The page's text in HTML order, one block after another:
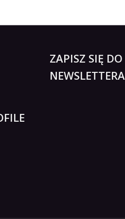
ZAPISZ SIĘ DO
NEWSLETTERA